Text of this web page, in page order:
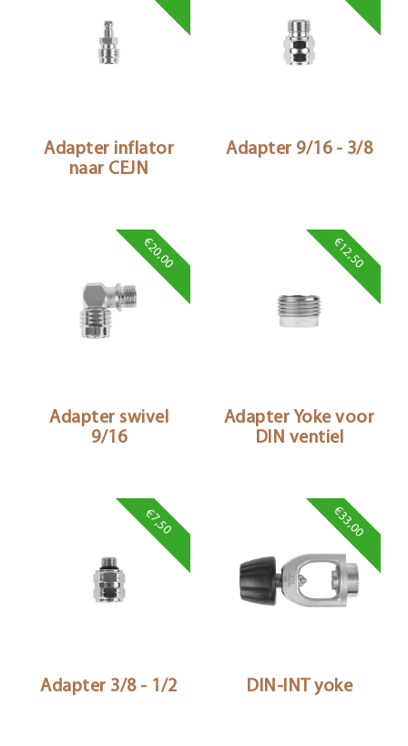
Adapter inflator
naar CEJN
Adapter 9/16 - 3/8
€20,00
Adapter swivel
9/16
€12,50
Adapter Yoke voor
DIN ventiel
€7,50
Adapter 3/8 - 1/2
€33,00
DIN-INT yoke